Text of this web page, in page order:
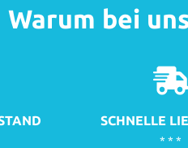
Warum bei
SCHNELLE
* * *